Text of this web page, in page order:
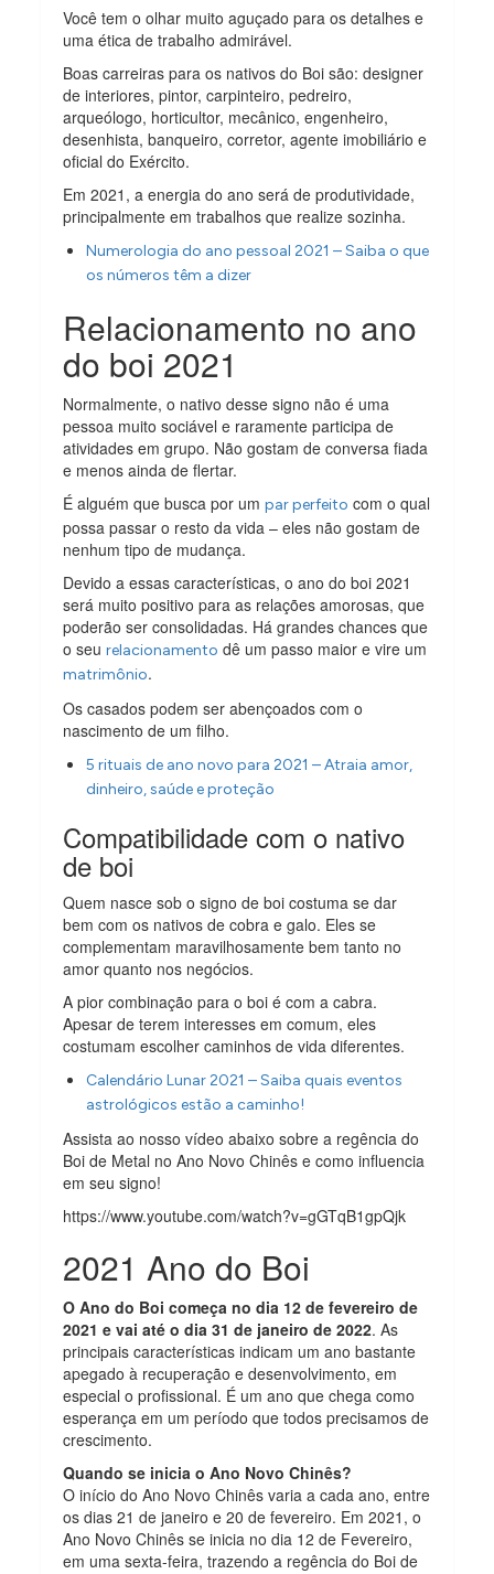
Você tem o olhar muito aguçado para os detalhes e
uma ética de trabalho admirável.
Boas carreiras para os nativos do Boi são: designer
de interiores, pintor, carpinteiro, pedreiro,
arqueólogo, horticultor, mecânico, engenheiro,
desenhista, banqueiro, corretor, agente imobiliário e
oficial do Exército.
Em 2021, a energia do ano será de produtividade,
principalmente em trabalhos que realize sozinha.
Numerologia do ano pessoal 2021 – Saiba o que
os números têm a dizer
Relacionamento no ano
do boi 2021
Normalmente, o nativo desse signo não é uma
pessoa muito sociável e raramente participa de
atividades em grupo. Não gostam de conversa fiada
e menos ainda de flertar.
É alguém que busca por umpar perfeito com o qual
possa passar o resto da vida – eles não gostam de
nenhum tipo de mudança.
Devido a essas características, o ano do boi 2021
será muito positivo para as relações amorosas, que
poderão ser consolidadas. Há grandes chances que
o seurelacionamento dê um passo maior e vire um
matrimônio.
Os casados podem ser abençoados com o
nascimento de um filho.
5 rituais de ano novo para 2021 – Atraia amor,
dinheiro, saúde e proteção
Compatibilidade com o nativo
de boi
Quem nasce sob o signo de boi costuma se dar
bem com os nativos de cobra e galo. Eles se
complementam maravilhosamente bem tanto no
amor quanto nos negócios.
A pior combinação para o boi é com a cabra.
Apesar de terem interesses em comum, eles
costumam escolher caminhos de vida diferentes.
Calendário Lunar 2021 – Saiba quais eventos
astrológicos estão a caminho!
Assista ao nosso vídeo abaixo sobre a regência do
Boi de Metal no Ano Novo Chinês e como influencia
em seu signo!
https://www.youtube.com/watch?v=gGTqB1gpQjk
2021 Ano do Boi
O Ano do Boi começa no dia 12 de fevereiro de
2021 e vai até o dia 31 de janeiro de 2022. As
principais características indicam um ano bastante
apegado à recuperação e desenvolvimento, em
especial o profissional. É um ano que chega como
esperança em um período que todos precisamos de
crescimento.
Quando se inicia o Ano Novo Chinês?
O início do Ano Novo Chinês varia a cada ano, entre
os dias 21 de janeiro e 20 de fevereiro. Em 2021, o
Ano Novo Chinês se inicia no dia 12 de Fevereiro,
em uma sexta-feira, trazendo a regência do Boi de